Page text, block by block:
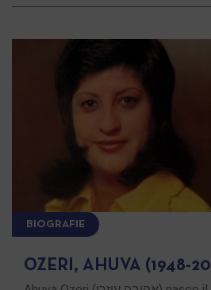
BIOGRAFIE
OZERI, AHUVA (1948-